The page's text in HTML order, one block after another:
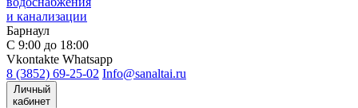
и канализации
Барнаул
С 9:00 до 18:00
Vkontakte Whatsapp
8 (3852) 69-25-02 Info@sanaltai.ru
Личный
кабинет